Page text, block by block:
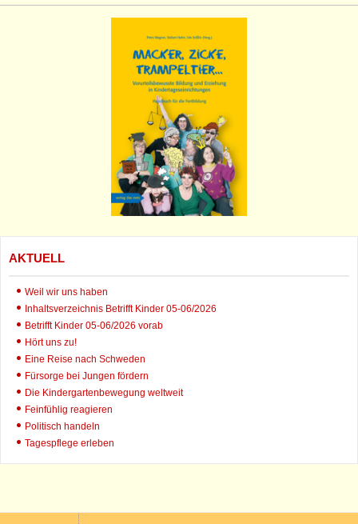
AKTUELL
Weil wir uns haben
Inhaltsverzeichnis Betrifft Kinder 05-06/2026
Betrifft Kinder 05-06/2026 vorab
Hört uns zu!
Eine Reise nach Schweden
Fürsorge bei Jungen fördern
Die Kindergartenbewegung weltweit
Feinfühlig reagieren
Politisch handeln
Tagespflege erleben